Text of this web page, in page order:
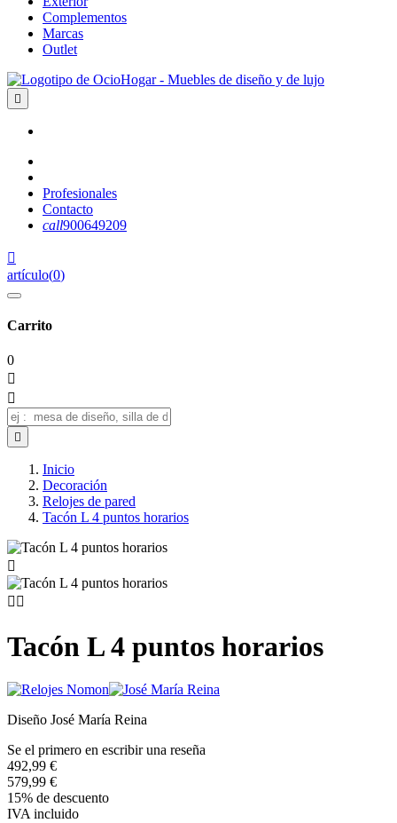
Complementos
Marcas
Outlet

Profesionales
Contacto
call900649209

artículo(0)
Carrito
0



Inicio
Decoración
Relojes de pared
Tacón L 4 puntos horarios

 
Tacón L 4 puntos horarios
Diseño José María Reina
Se el primero en escribir una reseña
492,99 €
579,99 €
15% de descuento
IVA incluido